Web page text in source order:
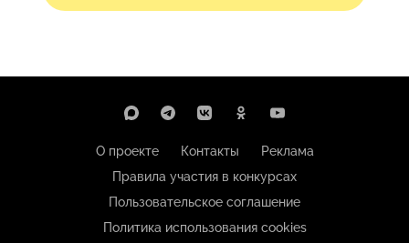
О проекте Контакты
Реклама
Правила участия в конкурсах
Пользовательское соглашение
Политика использования cookies